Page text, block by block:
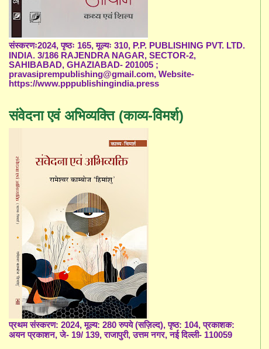
संस्करणः2024, पृष्ठः 165, मूल्यः 310, P.P. PUBLISHING PVT. LTD.
INDIA. 3/186 RAJENDRA NAGAR, SECTOR-2,
SAHIBABAD, GHAZIABAD- 201005 ;
pravasiprempublishing@gmail.com, Website-
https://www.pppublishingindia.press
संवेदना एवं अभिव्यक्ति (काव्य-विमर्श)
प्रथम संस्करण: 2024, मूल्य: 280 रुपये (सज़िल्द), पृष्ठ: 104, प्रकाशक:
अयन प्रकाशन, जे- 19/ 139, राजापुरी, उत्तम नगर, नई दिल्ली- 110059